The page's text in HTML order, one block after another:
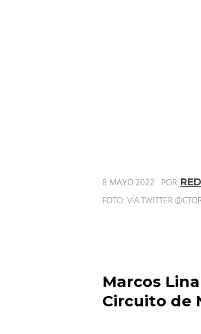
8 MAYO 2022 POR
FOTO: VÍA TWITTER
Marcos
Circuito de